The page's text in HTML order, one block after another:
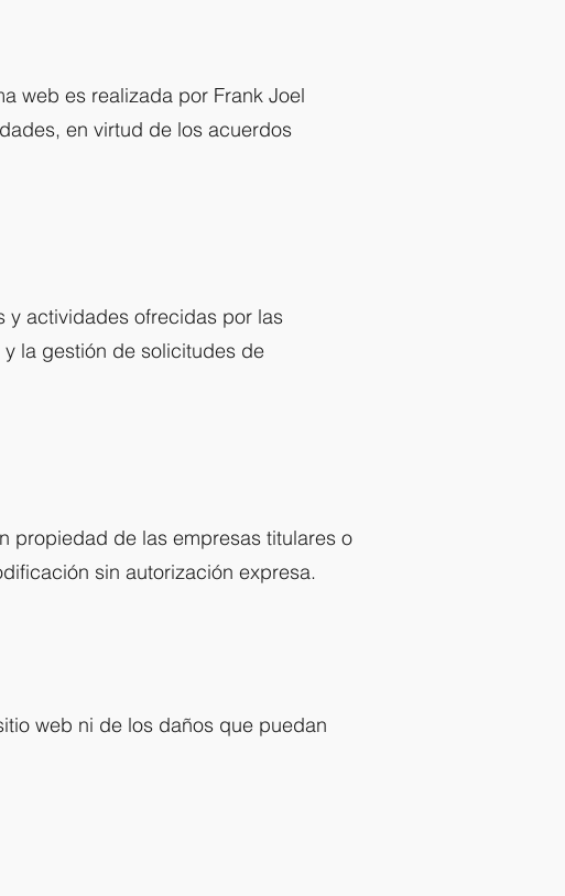
web es realizada por Frank Joel
en virtud de los acuerdos
y actividades ofrecidas por las
la gestión de solicitudes de
propiedad de las empresas titulares o
sin autorización expresa.
web ni de los daños que puedan